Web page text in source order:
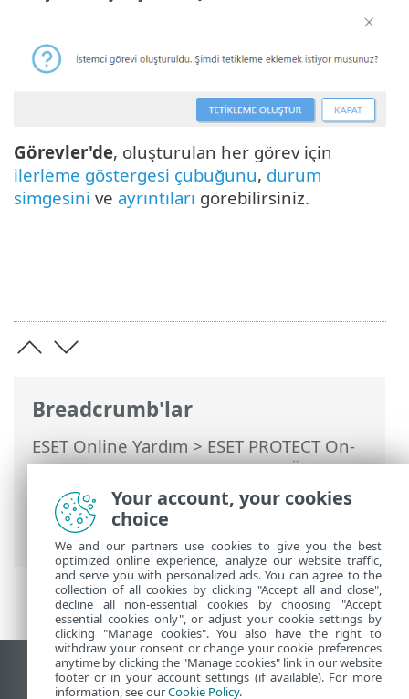
Breadcrumb'lar
ESET Online Yardım > ESET PROTECT On-
Prem>ESET PROTECT On-Prem Ürününü
Kullanma
>ESET PROTECT On-Prem Ana
Menü> Görevler İstemci Görevleri
İsteğe Bağlı Tarama
Görevler'de, oluşturulan her görev için
ilerleme göstergesi çubuğunu, durum
simgesini ve ayrıntıları görebilirsiniz.
Masaüstü sitesini görüntüle
Your account, your cookies
choice
We and our partners use cookies to give you the best
optimized online experience, analyze our website traffic,
and serve you with personalized ads. You can agree to the
collection of all cookies by clicking "Accept all and close",
decline all non-essential cookies by choosing "Accept
essential cookies only", or adjust your cookie settings by
clicking "Manage cookies". You also have the right to
withdraw your consent or change your cookie preferences
anytime by clicking the "Manage cookies" link in our website
footer or in your account settings (if available). For more
information, see ourCookie Policy.